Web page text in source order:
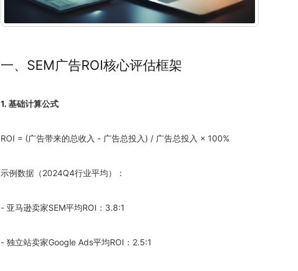
一、SEM广告ROI核心评估框架
1. 基础计算公式
ROI = (广告带来的总收入 - 广告总投入) / 广告总投入 × 100%
示例数据（2024Q4行业平均）：
- 亚马逊卖家SEM平均ROI：3.8:1
- 独立站卖家Google Ads平均ROI：2.5:1